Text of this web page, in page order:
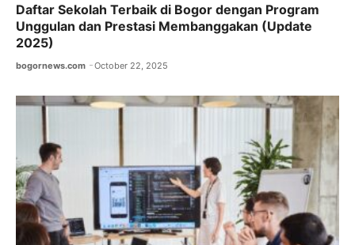
Daftar Sekolah Terbaik di Bogor dengan Program
Unggulan dan Prestasi Membanggakan (Update
2025)
bogornews.com October 22, 2025